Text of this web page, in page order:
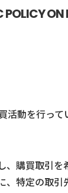
POLICY ON
動を行って
購買取引
特定の取引